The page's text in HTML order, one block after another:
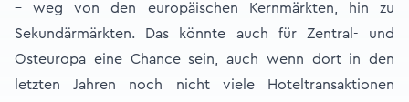
– weg von den europä­ischen Kernmärkten, hin zu
Sekundärmärkten. Das könnte auch für Zentral- und
Osteuropa eine Chance sein, auch wenn dort in den
letzten Jahren noch nicht viele Hoteltransaktionen